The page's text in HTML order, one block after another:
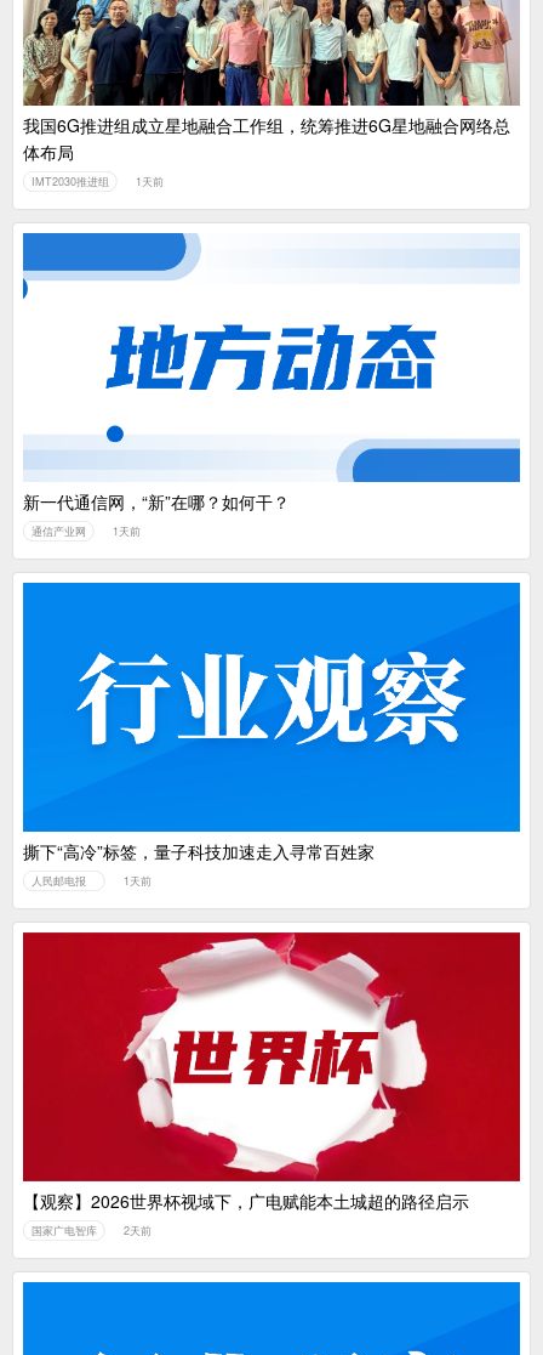
我国6G推进组成立星地融合工作组，统筹推进6G星地融合网络总
体布局
IMT2030推进组 1天前
新一代通信网，“新”在哪？如何干？
通信产业网 1天前
撕下“高冷”标签，量子科技加速走入寻常百姓家
人民邮电报 1天前
【观察】2026世界杯视域下，广电赋能本土城超的路径启示
国家广电智库 2天前